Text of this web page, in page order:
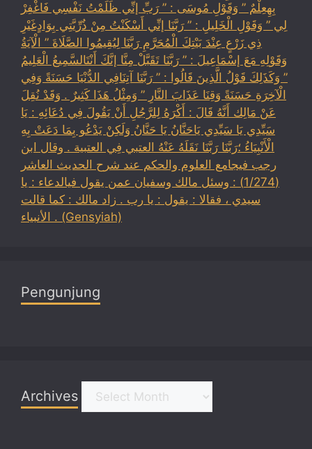
بِهِعِلْمٌ ” وَقَوْلِ مُوسَى : ” رَبِّ إنِّي ظَلَمْتُ نَفْسِي فَاغْفِرْ
لِي ” وَقَوْلِ الْخَلِيلِ : ” رَبَّنَا إنِّي أَسْكَنْتُ مِنْ ذُرِّيَّتِي بِوَادٍغَيْرِ
ذِي زَرْعٍ عِنْدَ بَيْتِكَ الْمُحَرَّمِ رَبَّنَا لِيُقِيمُوا الصَّلَاةَ ” الْآيَةُ
وَقَوْلِهِ مَعَ إسْمَاعِيلَ : ” رَبَّنَا تَقَبَّلْ مِنَّا إنَّكَ أَنْتَالسَّمِيعُ الْعَلِيمُ
” وَكَذَلِكَ قَوْلُ الَّذِينَ قَالُوا : ” رَبَّنَا آتِنَافِي الدُّنْيَا حَسَنَةً وَفِي
الْآخِرَةِ حَسَنَةً وَقِنَا عَذَابَ النَّارِ ” وَمِثْلُ هَذَا كَثِيرٌ . وَقَدْ نُقِلَ
عَنْ مَالِك أَنَّهُ قَالَ : أَكْرَهُ لِلرَّجُلِ أَنْ يَقُولَ فِي دُعَائِهِ : يَا
سَيِّدِي يَا سَيِّدِي يَاحَنَّانُ يَا حَنَّانُ وَلَكِنْ يَدْعُو بِمَا دَعَتْ بِهِ
الْأَنْبِيَاءُ ؛رَبَّنَا رَبَّنَا نَقَلَهُ عَنْهُ العتبي فِي العتبية . وقال ابن
رجب فيجامع العلوم والحكم عند شرح الحديث العاشر
(1/274) : وسئل مالك وسفيان عمن يقول فيالدعاء : يا
سيدي ، فقالا : يقول : يا رب . زاد مالك : كما قالت
الأنبياء . (Gensyiah)
Pengunjung
Archives